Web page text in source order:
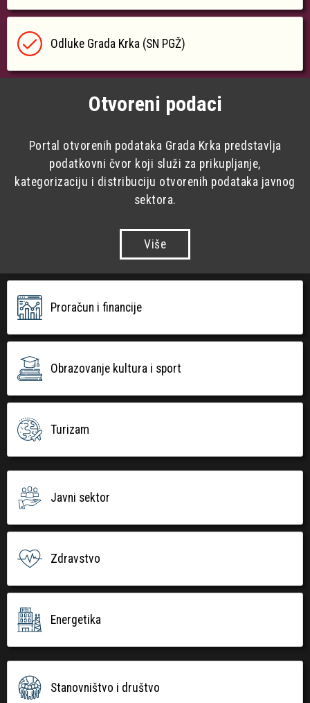
Odluke Grada Krka (SN PGŽ)
Otvoreni podaci
Portal otvorenih podataka Grada Krka predstavlja
podatkovni čvor koji služi za prikupljanje,
kategorizaciju i distribuciju otvorenih podataka javnog
sektora.
Više
Proračun i financije
Obrazovanje kultura i sport
Turizam
Javni sektor
Zdravstvo
Energetika
Stanovništvo i društvo